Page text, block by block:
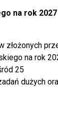
na rok 2027
złożonych
na rok
25
dużych